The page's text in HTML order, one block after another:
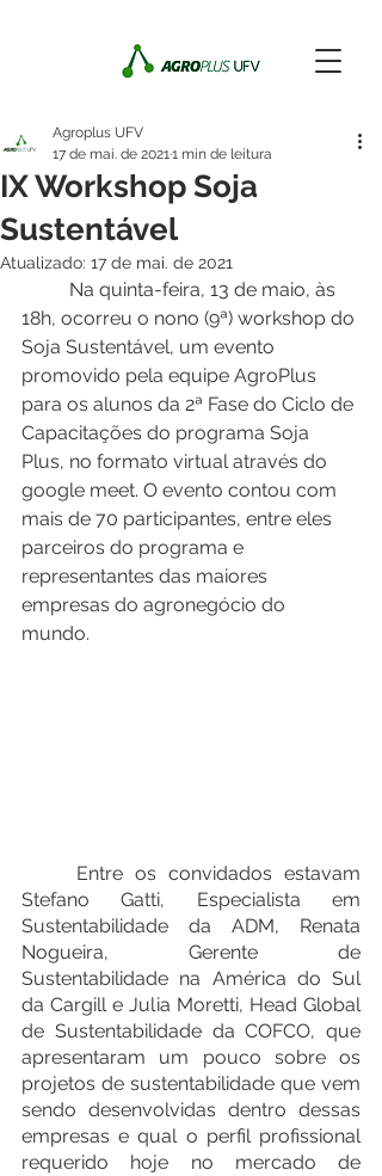
IX Workshop Soja
Sustentável
Agroplus UFV
17 de mai. de 20211 min de leitura
Atualizado: 17 de mai. de 2021
18h, ocorreu o nono (9ª) workshop do
Soja Sustentável, um evento
promovido pela equipe AgroPlus
para os alunos da 2ª Fase do Ciclo de
Capacitações do programa Soja
Plus, no formato virtual através do
google meet. O evento contou com
mais de 70 participantes, entre eles
parceiros do programa e
representantes das maiores
empresas do agronegócio do
mundo.
Stefano Gatti, Especialista em
Sustentabilidade da ADM, Renata
Nogueira, Gerente de
Sustentabilidade na América do Sul
da Cargill e Julia Moretti, Head Global
de Sustentabilidade da COFCO, que
apresentaram um pouco sobre os
projetos de sustentabilidade que vem
sendo desenvolvidas dentro dessas
empresas e qual o perfil profissional
requerido hoje no mercado de